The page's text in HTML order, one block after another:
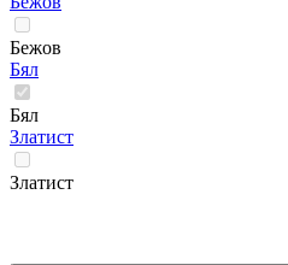
Бежов
Бял
Бял
Златист
Златист